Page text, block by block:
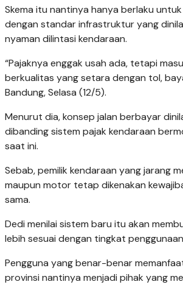
Skema itu nantinya hanya berlaku
dengan standar infrastruktur yang
nyaman dilintasi kendaraan.
“Pajaknya enggak usah ada, tetapi
berkualitas yang setara dengan tol,
Bandung, Selasa (12/5).
Menurut dia, konsep jalan berbayar
dibanding sistem pajak kendaraan
saat ini.
Sebab, pemilik kendaraan yang jarang
maupun motor tetap dikenakan
sama.
Dedi menilai sistem baru itu akan
lebih sesuai dengan tingkat
Pengguna yang benar-benar
provinsi nantinya menjadi pihak yang